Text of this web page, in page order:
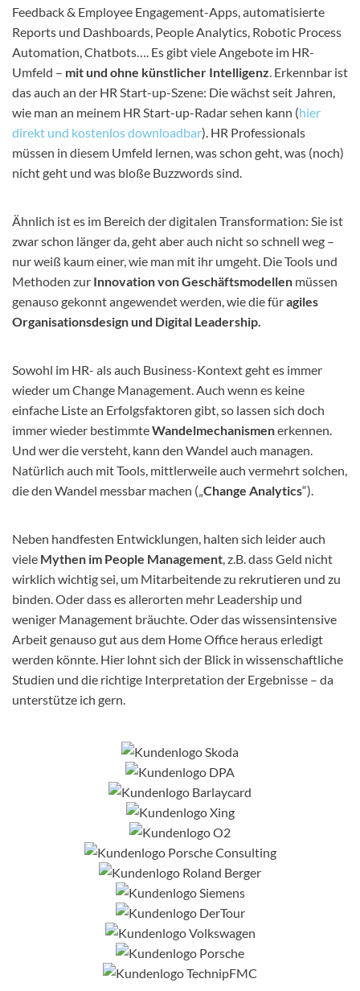
Feedback & Employee Engagement-Apps, automatisierte
Reports und Dashboards, People Analytics, Robotic Process
Automation, Chatbots…. Es gibt viele Angebote im HR-
Umfeld – mit und ohne künstlicher Intelligenz. Erkennbar ist
das auch an der HR Start-up-Szene: Die wächst seit Jahren,
wie man an meinem HR Start-up-Radar sehen kann (hier
direkt und kostenlos downloadbar). HR Professionals
müssen in diesem Umfeld lernen, was schon geht, was (noch)
nicht geht und was bloße Buzzwords sind.
Ähnlich ist es im Bereich der digitalen Transformation: Sie ist
zwar schon länger da, geht aber auch nicht so schnell weg –
nur weiß kaum einer, wie man mit ihr umgeht. Die Tools und
Methoden zur Innovation von Geschäftsmodellen müssen
genauso gekonnt angewendet werden, wie die füragiles
Organisationsdesign und Digital Leadership.
Sowohl im HR- als auch Business-Kontext geht es immer
wieder um Change Management. Auch wenn es keine
einfache Liste an Erfolgsfaktoren gibt, so lassen sich doch
immer wieder bestimmteWandelmechanismenerkennen.
Und wer die versteht, kann den Wandel auch managen.
Natürlich auch mit Tools, mittlerweile auch vermehrt solchen,
die den Wandel messbar machen („Change Analytics“).
Neben handfesten Entwicklungen, halten sich leider auch
viele Mythen im People Management, z.B. dass Geld nicht
wirklich wichtig sei, um Mitarbeitende zu rekrutieren und zu
binden. Oder dass es allerorten mehr Leadership und
weniger Management bräuchte. Oder das wissensintensive
Arbeit genauso gut aus dem Home Office heraus erledigt
werden könnte. Hier lohnt sich der Blick in wissenschaftliche
Studien und die richtige Interpretation der Ergebnisse – da
unterstütze ich gern.